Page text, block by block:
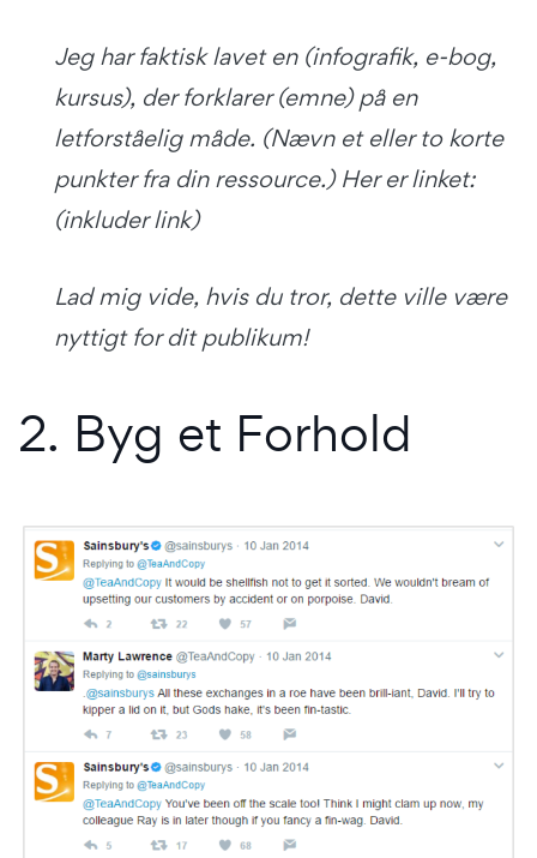
Jeg har faktisk lavet en (infografik, e-bog,
kursus), der forklarer (emne) på en
letforståelig måde. (Nævn et eller to korte
punkter fra din ressource.) Her er linket:
(inkluder link)
Lad mig vide, hvis du tror, dette ville være
nyttigt for dit publikum!
2. Byg et Forhold